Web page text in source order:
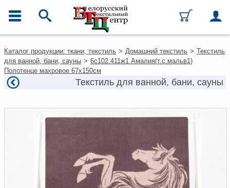
Каталог
Ткани
Домашний текстиль
Одежда
Текстиль для ресторанов и
гостиниц
Текстильная галантерея и
Условия работы
Оплата и доставка
Как оформить заказ
Каталог продукции: ткани, текстиль > Домашний текстиль > Текстиль
для ванной, бани, сауны > 6с102.411ж1 Амалия(т.с.мальв1)
Полотенце махровое 67х150см
Текстиль для ванной, бани, сауны